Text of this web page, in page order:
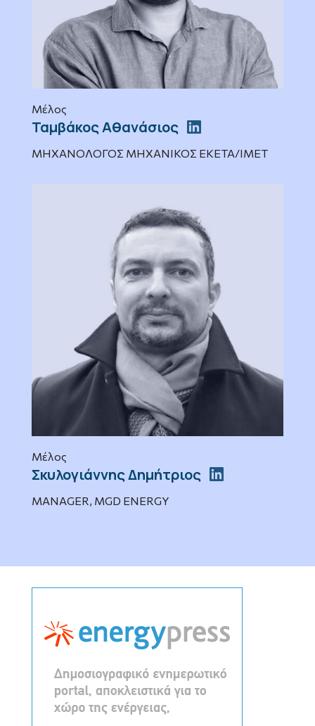
Μέλος
Ταμβάκος Αθανάσιος
ΜΗΧΑΝΟΛΟΓΟΣ ΜΗΧΑΝΙΚΟΣ ΕΚΕΤΑ/ΙΜΕΤ
Μέλος
Σκυλογιάννης Δημήτριος
MANAGER, MGD ENERGY